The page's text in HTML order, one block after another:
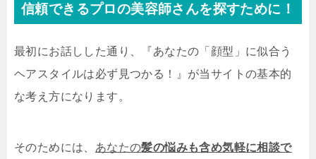
信頼できるプロの美容師さんを探すために！
最初にお話しした通り、『あなたの「顔型」に似合う
ヘアスタイルは必ず見つかる！』が当サイトの基本的
な考え方になります。
そのためには、 あなたの髪の悩みも含め気軽に相談で